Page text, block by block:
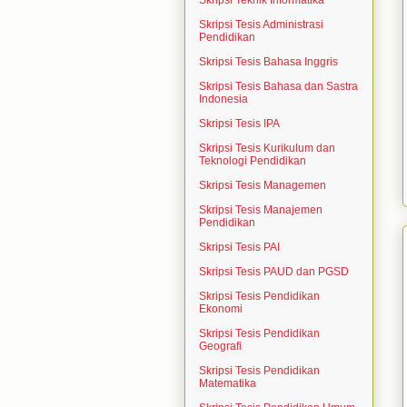
Skripsi Tesis Administrasi
Pendidikan
Skripsi Tesis Bahasa Inggris
Skripsi Tesis Bahasa dan Sastra
Indonesia
Skripsi Tesis IPA
Skripsi Tesis Kurikulum dan
Teknologi Pendidikan
Skripsi Tesis Managemen
Skripsi Tesis Manajemen
Pendidikan
Skripsi Tesis PAI
Skripsi Tesis PAUD dan PGSD
Skripsi Tesis Pendidikan
Ekonomi
Skripsi Tesis Pendidikan
Geografi
Skripsi Tesis Pendidikan
Matematika